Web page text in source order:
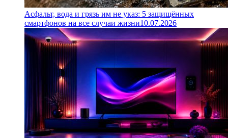
Асфальт, вода и грязь им не указ: 5 защищённых
смартфонов на все случаи жизни10.07.2026